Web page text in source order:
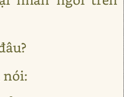
nói: